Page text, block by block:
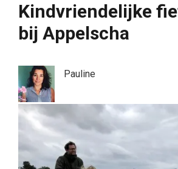
Kindvriendelijke
bij Appelscha
Pauline